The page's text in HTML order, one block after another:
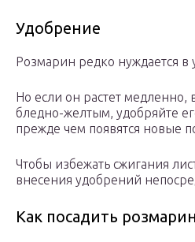
Удобрение
Розмарин редко нуждается в
Но если он растет медленно,
бледно-желтым, удобряйте
прежде чем появятся новые
Чтобы избежать сжигания
внесения удобрений
Как посадить розмарин